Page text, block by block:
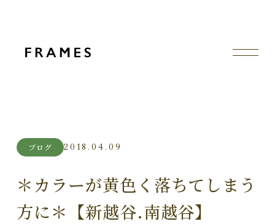
ブログ 2018.04.09
＊カラーが黄色く落ちてしまう
方に＊【新越谷.南越谷】